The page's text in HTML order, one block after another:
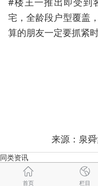
宅，全龄段户型覆盖
算的朋友一定要抓紧
来源：泉
同类资讯
首页 栏目